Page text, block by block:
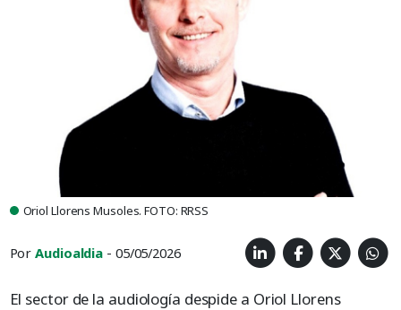
Oriol Llorens Musoles. FOTO: RRSS
PorAudioaldia - 05/05/2026
El sector de la audiología despide a Oriol Llorens